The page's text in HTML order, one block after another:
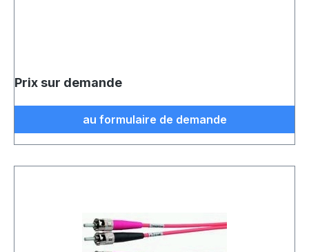
Prix sur demande
au formulaire de demande